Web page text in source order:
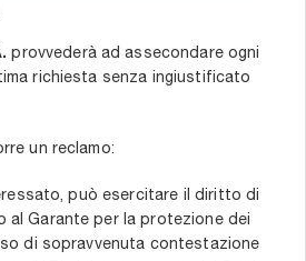
provvederà ad assecondare ogni
richiesta senza ingiustificato
un reclamo:
può esercitare il diritto di
al Garante per la protezione dei
di sopravvenuta contestazione